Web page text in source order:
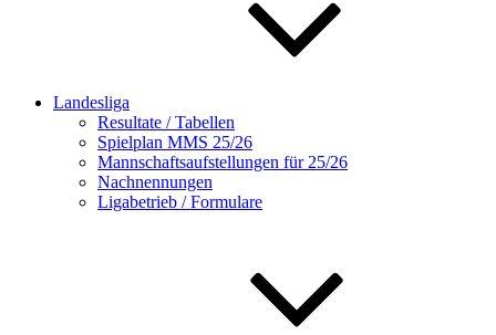
Landesliga
Resultate / Tabellen
Spielplan MMS 25/26
Mannschaftsaufstellungen für 25/26
Nachnennungen
Ligabetrieb / Formulare